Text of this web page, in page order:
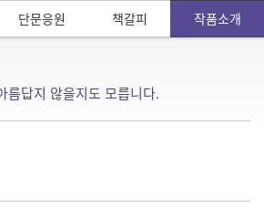
단문응원 책갈피 작품소개
름답지 않을지도 모릅니다.